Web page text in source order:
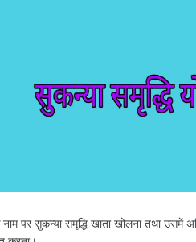
नाम पर सुकन्या समृद्धि खाता खोलना तथा